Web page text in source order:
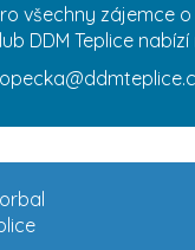
všechny zájemce
DDM Teplice